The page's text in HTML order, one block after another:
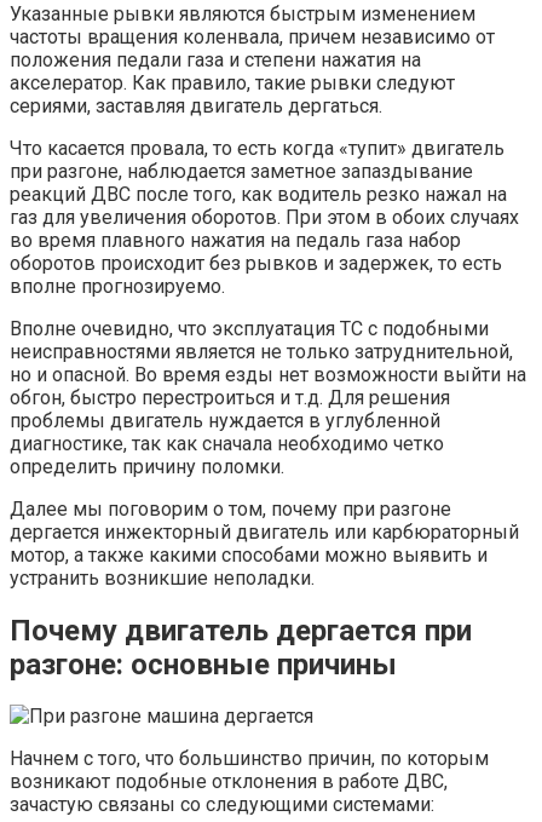
Указанные рывки являются быстрым изменением
частоты вращения коленвала, причем независимо от
положения педали газа и степени нажатия на
акселератор. Как правило, такие рывки следуют
сериями, заставляя двигатель дергаться.
Что касается провала, то есть когда «тупит» двигатель
при разгоне, наблюдается заметное запаздывание
реакций ДВС после того, как водитель резко нажал на
газ для увеличения оборотов. При этом в обоих случаях
во время плавного нажатия на педаль газа набор
оборотов происходит без рывков и задержек, то есть
вполне прогнозируемо.
Вполне очевидно, что эксплуатация ТС с подобными
неисправностями является не только затруднительной,
но и опасной. Во время езды нет возможности выйти на
обгон, быстро перестроиться и т.д. Для решения
проблемы двигатель нуждается в углубленной
диагностике, так как сначала необходимо четко
определить причину поломки.
Далее мы поговорим о том, почему при разгоне
дергается инжекторный двигатель или карбюраторный
мотор, а также какими способами можно выявить и
устранить возникшие неполадки.
Почему двигатель дергается при
разгоне: основные причины
Начнем с того, что большинство причин, по которым
возникают подобные отклонения в работе ДВС,
зачастую связаны со следующими системами: